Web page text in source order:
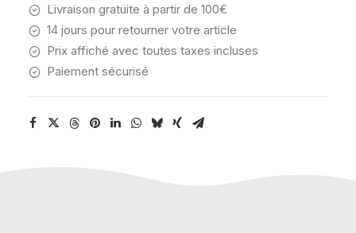
Livraison gratuite à partir de 100€
14 jours pour retourner votre article
Prix affiché avec toutes taxes incluses
Paiement sécurisé